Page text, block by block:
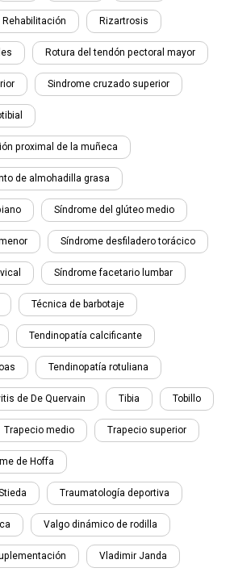
Rehabilitación Rizartrosis
Rotura del tendón pectoral mayor
Sindrome cruzado superior
proximal de la muñeca
de almohadilla grasa
Síndrome del glúteo medio
Síndrome desfiladero torácico
Síndrome facetario lumbar
Técnica de barbotaje
Tendinopatía calcificante
Tendinopatía rotuliana
de De Quervain Tibia Tobillo
Trapecio medio Trapecio superior
de Hoffa
Traumatología deportiva
Valgo dinámico de rodilla
Vladimir Janda